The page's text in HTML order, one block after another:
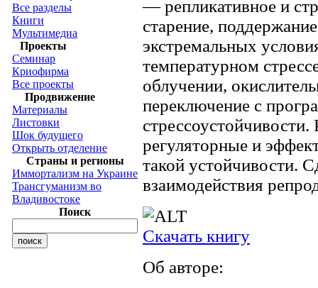
Все разделы
Книги
Мультимедиа
Проекты
Семинар
Криофирма
Все проекты
Продвижение
Материалы
Листовки
Шок будущего
Открыть отделение
Страны и регионы
Иммортализм на Украине
Трансгуманизм во
Владивостоке
Поиск
— репликативное и
старение,
экстремальных
температурном
облучении,
переключение с
регуляторные и
такой устойчивости.
взаимодействия
Скачать книгу
Об авторе: